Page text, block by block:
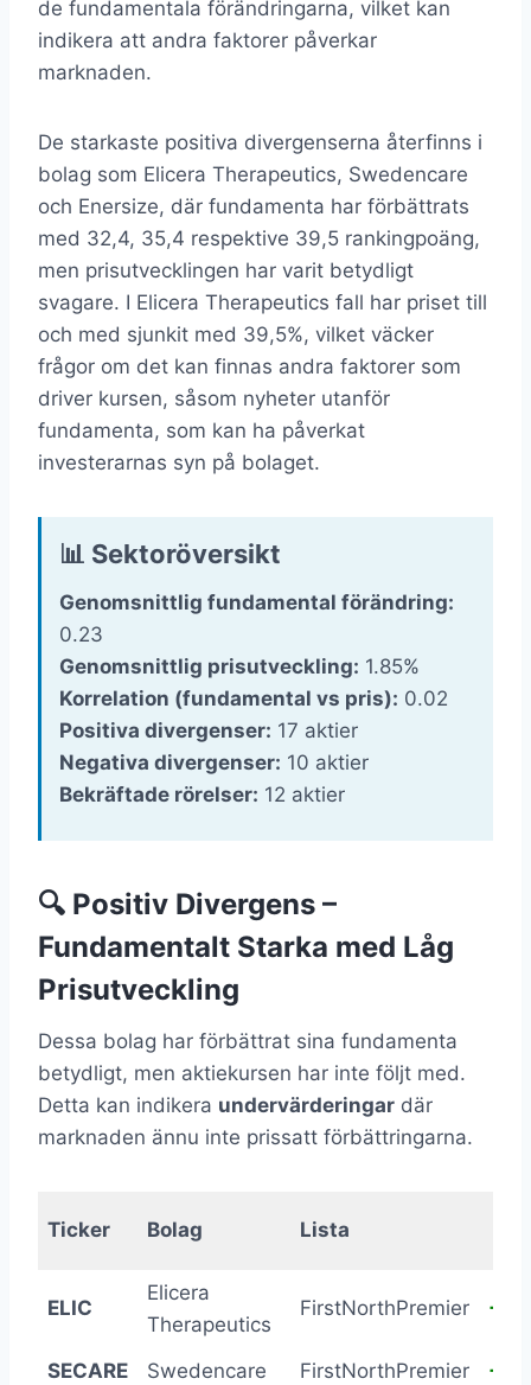
de fundamentala förändringarna, vilket kan
indikera att andra faktorer påverkar
marknaden.
De starkaste positiva divergenserna återfinns i
bolag som Elicera Therapeutics, Swedencare
och Enersize, där fundamenta har förbättrats
med 32,4, 35,4 respektive 39,5 rankingpoäng,
men prisutvecklingen har varit betydligt
svagare. I Elicera Therapeutics fall har priset till
och med sjunkit med 39,5%, vilket väcker
frågor om det kan finnas andra faktorer som
driver kursen, såsom nyheter utanför
fundamenta, som kan ha påverkat
investerarnas syn på bolaget.
📊 Sektoröversikt
Genomsnittlig fundamental förändring:
0.23
Genomsnittlig prisutveckling: 1.85%
Korrelation (fundamental vs pris): 0.02
Positiva divergenser: 17 aktier
Negativa divergenser: 10 aktier
Bekräftade rörelser: 12 aktier
🔍 Positiv Divergens –
Fundamentalt Starka med Låg
Prisutveckling
Dessa bolag har förbättrat sina fundamenta
betydligt, men aktiekursen har inte följt med.
Detta kan indikera undervärderingar där
marknaden ännu inte prissatt förbättringarna.
Ticker Bolag Lista
ELIC
Elicera
Therapeutics
FirstNorthPremier
SECARE Swedencare FirstNorthPremier